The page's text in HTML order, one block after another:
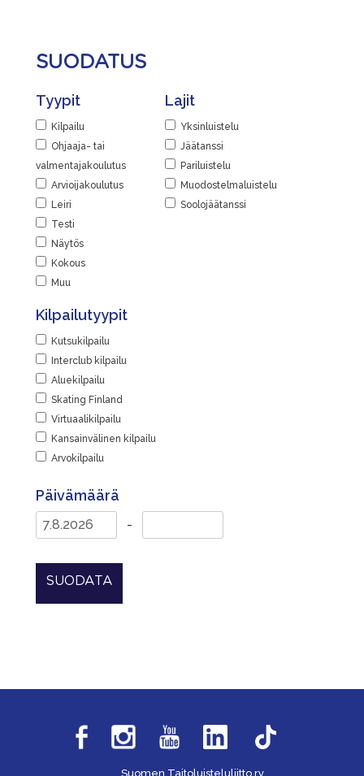
SUODATUS
Tyypit
Kilpailu
Ohjaaja- tai
valmentajakoulutus
Arvioijakoulutus
Leiri
Testi
Näytös
Kokous
Muu
Lajit
Yksinluistelu
Jäätanssi
Pariluistelu
Muodostelmaluistelu
Soolojäätanssi
Kilpailutyypit
Kutsukilpailu
Interclub kilpailu
Aluekilpailu
Skating Finland
Virtuaalikilpailu
Kansainvälinen kilpailu
Arvokilpailu
Päivämäärä
-
SUODATA
Suomen Taitoluisteluliitto ry